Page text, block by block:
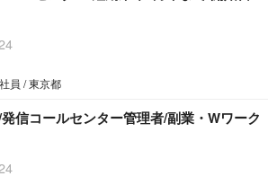
員 / 東京都
信コールセンター管理者/副業・Wワーク